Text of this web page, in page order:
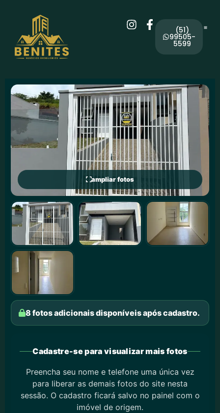
(51)
99505-
5599
ampliar fotos
8 fotos adicionais disponíveis após cadastro.
Cadastre-se para visualizar mais fotos
Preencha seu nome e telefone uma única vez
para liberar as demais fotos do site nesta
sessão. O cadastro ficará salvo no painel com o
imóvel de origem.